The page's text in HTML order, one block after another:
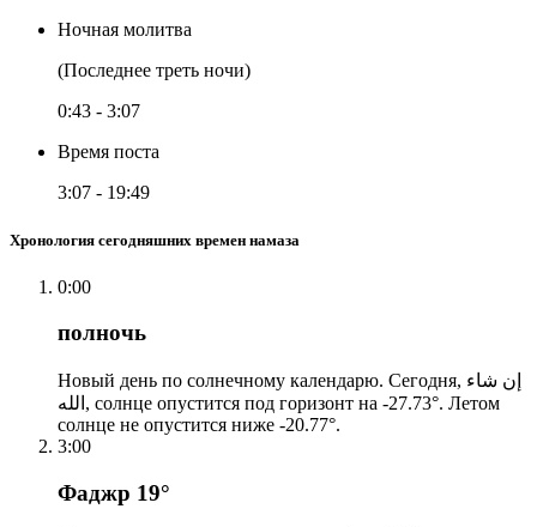
Ночная молитва
(Последнее треть ночи)
0:43 - 3:07
Время поста
3:07 - 19:49
Хронология сегодняшних времен намаза
0:00
полночь
Новый день по солнечному календарю. Сегодня, إن شاء
الله, солнце опустится под горизонт на -27.73°. Летом
солнце не опустится ниже -20.77°.
3:00
Фаджр 19°